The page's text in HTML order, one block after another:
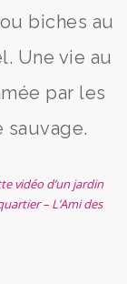
biches au
Une vie au
par les
sauvage.
vidéo d’un jardin
– L’Ami des